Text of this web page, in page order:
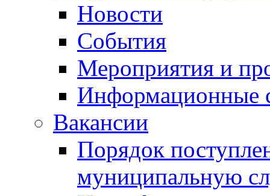
Новости
События
Мероприятия и
Информационные
Вакансии
Порядок
муниципальную